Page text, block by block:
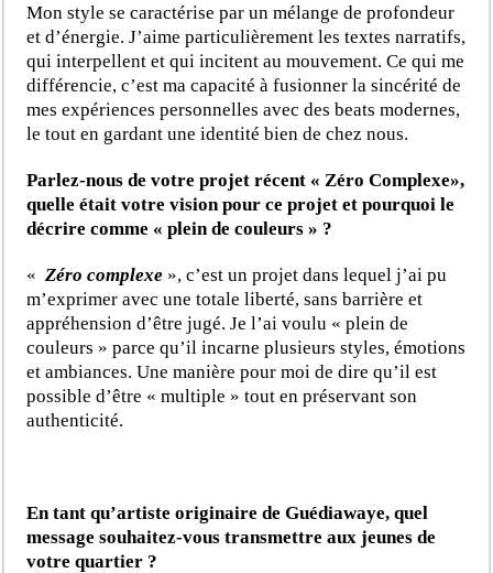
Mon style se caractérise par un mélange de profondeur
et d’énergie. J’aime particulièrement les textes narratifs,
qui interpellent et qui incitent au mouvement. Ce qui me
différencie, c’est ma capacité à fusionner la sincérité de
mes expériences personnelles avec des beats modernes,
le tout en gardant une identité bien de chez nous.
Parlez-nous de votre projet récent « Zéro Complexe»,
quelle était votre vision pour ce projet et pourquoi le
décrire comme « plein de couleurs » ?
«Zéro complexe », c’est un projet dans lequel j’ai pu
m’exprimer avec une totale liberté, sans barrière et
appréhension d’être jugé. Je l’ai voulu « plein de
couleurs » parce qu’il incarne plusieurs styles, émotions
et ambiances. Une manière pour moi de dire qu’il est
possible d’être « multiple » tout en préservant son
authenticité.
En tant qu’artiste originaire de Guédiawaye, quel
message souhaitez-vous transmettre aux jeunes de
votre quartier ?